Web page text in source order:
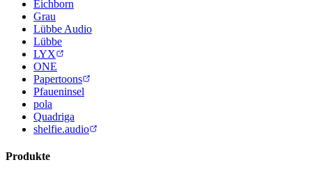
Eichborn
Grau
Lübbe Audio
Lübbe
LYX
ONE
Papertoons
Pfaueninsel
pola
Quadriga
shelfie.audio
Produkte